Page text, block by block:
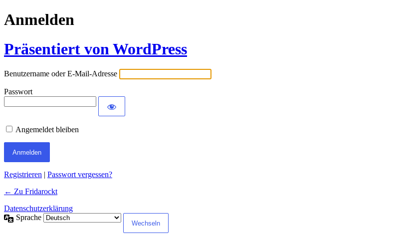
Anmelden
Präsentiert von WordPress
Benutzername oder E-Mail-Adresse
Passwort
Angemeldet bleiben
Registrieren | Passwort vergessen?
← Zu Fridarockt
Datenschutzerklärung
Sprache